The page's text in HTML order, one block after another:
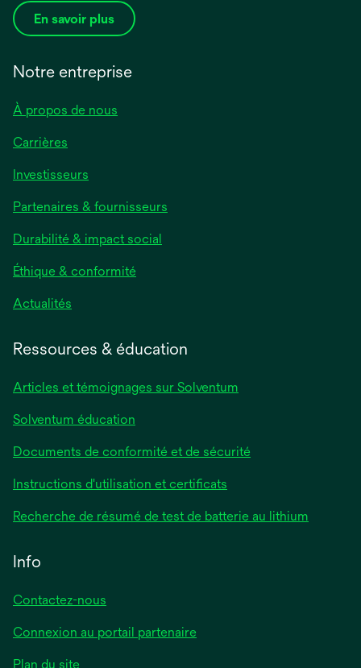
En savoir plus
Notre entreprise
À propos de nous
Carrières
Investisseurs
un
nouvel
onglet
Partenaires & fournisseurs
Durabilité & impact social
Éthique & conformité
Actualités
onglet
Ressources & éducation
Articles et témoignages sur Solventum
Solventum éducation
Documents de conformité et de sécurité
Instructions d'utilisation et certificats
un
Recherche de résumé de test de batterie au lithium
Info
Contactez-nous
Connexion au portail partenaire
Plan du site